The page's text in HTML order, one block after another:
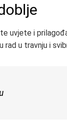
uvjete i
u travnju i